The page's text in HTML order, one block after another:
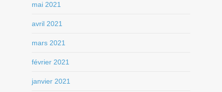
mai 2021
avril 2021
mars 2021
février 2021
janvier 2021